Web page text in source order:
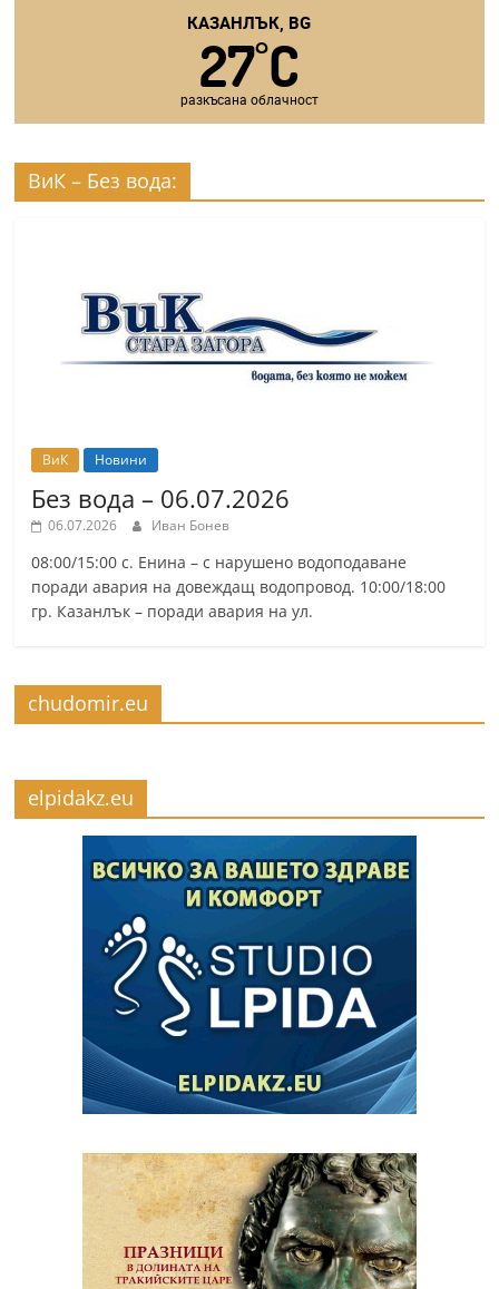
КАЗАНЛЪК, BG
27°C
разкъсана облачност
ВиК – Без вода:
ВиК Новини
Без вода – 06.07.2026
06.07.2026 Иван Бонев
08:00/15:00 с. Енина – с нарушено водоподаване
поради авария на довеждащ водопровод. 10:00/18:00
гр. Казанлък – поради авария на ул.
chudomir.eu
elpidakz.eu